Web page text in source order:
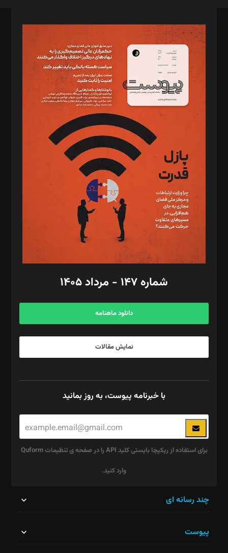
مدیر مسئول: محمدباقر اثنی‌عشری
سردبیر: مهرک محمودی
دبیر تحریریه: میثم قاسمی
د‌بیر ناداستان: سمانه سمیع
د‌بیر خدمت و تجارت: ابوالفضل رجبی
د‌بیر حقوق فناوری: حسام‌الدین ایپکچی
د‌بیر پیوست جهان: مینا پاکدل
د‌بیر تحریریه آنلاین: بابک نقاش
تحریریه‌: مجتبی محمود‌ی، آرش برهمند، یسنا امان‌پور، سروش کرمیان،
مصطفی مسجدی آرانی، ابوالفضل رجبی، زهرا فکرانه، فائزه فتحی
رستمی،مصطفی باستان
ویرایش: نگار استاد‌‌آقا
طراح یونیفرم: مجید توکلی
فیلمبرداری و عکاسی: امیر شفیعی، مانی لطفی زاده
گرافیک و صفحه‌آرایی: سید‌سبحان‌علی ثابت
مد‌یر توسعه تجاری: کامبیز برید‌
امور مالی: شاپور رهبری، محمد‌ کاظمی‌نیا
آگهی و مشترکین: ۰۹۱۹۹۹۹۰۴۵۴
شماره ۱۴۷ - مرداد ۱۴۰۵
دانلود ماهنامه
نمایش مقالات
با خبرنامه پیوست، به روز بمانید
برای استفاده از ریکپچا بایستی کلید API را در صفحه ی تنظیمات Quform
وارد کنید.
نباید
چند رسانه ای
پیوست